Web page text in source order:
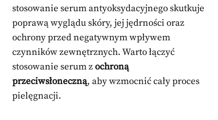
stosowanie serum antyoksydacyjnego skutkuje
poprawą wyglądu skóry, jej jędrności oraz
ochrony przed negatywnym wpływem
czynników zewnętrznych. Warto łączyć
stosowanie serum zochroną
przeciwsłoneczną, aby wzmocnić cały proces
pielęgnacji.